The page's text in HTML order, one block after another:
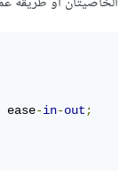
ease-in-out;